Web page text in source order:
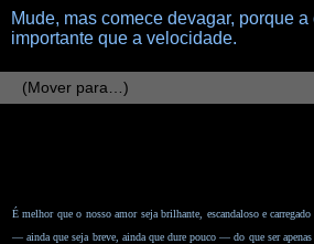
Mude, mas comece devagar, porque
importante que a velocidade.
É melhor que o nosso amor seja brilhante, escandaloso e
— ainda que seja breve, ainda que dure pouco — do que ser apenas